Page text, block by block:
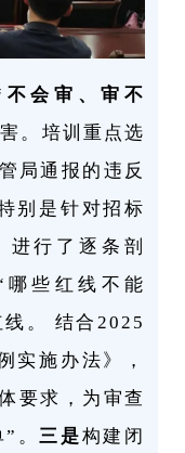
会审、审不
。培训重点选
局通报的违反
别是针对招标
行了逐条剖
些红线不能
。 结合2025
实施办法》，
要求，为审查
”。三是构建闭